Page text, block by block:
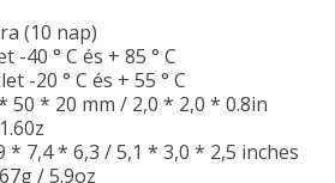
(10 nap)
40 ° C és + 85 ° C
-20 ° C és + 55 ° C
50 * 20 mm / 2,0 * 2,0 * 0.8in
* 7,4 * 6,3 / 5,1 * 3,0 * 2,5 inches
/ 5.9oz